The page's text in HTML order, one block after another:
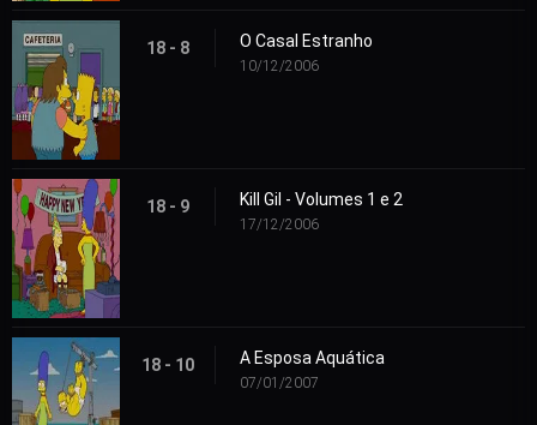
18 - 8 O Casal Estranho
10/12/2006
18 - 9 Kill Gil - Volumes 1 e 2
17/12/2006
18 - 10 A Esposa Aquática
07/01/2007